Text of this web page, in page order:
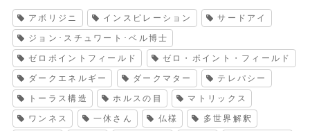
アボリジニ インスピレーション サードアイ
ジョン･スチュワート･ベル博士
ゼロポイントフィールド ゼロ・ポイント・フィールド
ダークエネルギー ダークマター テレパシー
トーラス構造 ホルスの目 マトリックス
ワンネス 一休さん 仏様 多世界解釈